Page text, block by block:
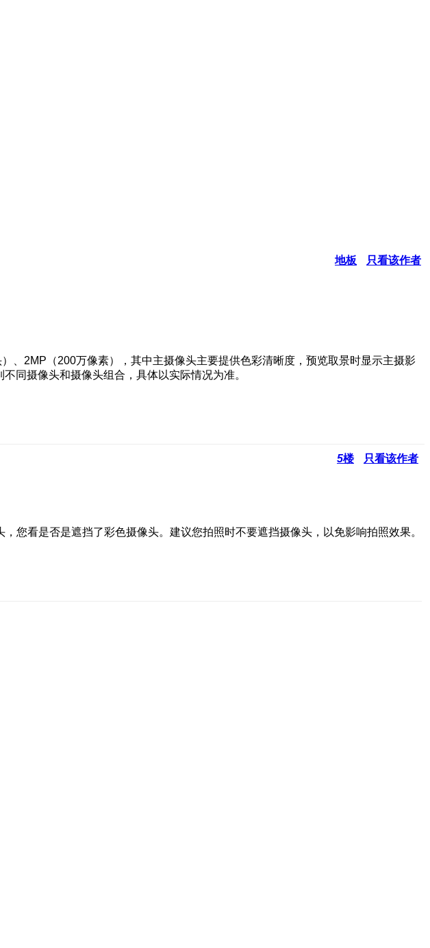
地板 只看该作者
、2MP（200万像素），其中主摄像头主要提供色彩清晰度，预览取景时显示主摄影
同摄像头和摄像头组合，具体以实际情况为准。
5楼 只看该作者
您看是否是遮挡了彩色摄像头。 建议您拍照时不要遮挡摄像头，以免影响拍照效果。